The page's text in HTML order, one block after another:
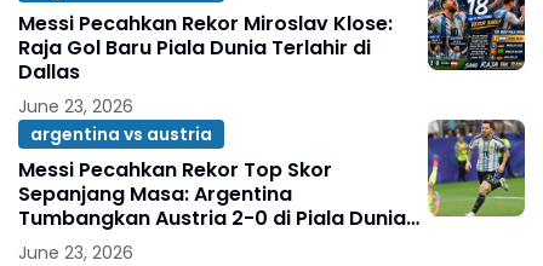
Messi Pecahkan Rekor Miroslav Klose:
Raja Gol Baru Piala Dunia Terlahir di
Dallas
June 23, 2026
argentina vs austria
Messi Pecahkan Rekor Top Skor
Sepanjang Masa: Argentina
Tumbangkan Austria 2-0 di Piala Dunia
2026
June 23, 2026